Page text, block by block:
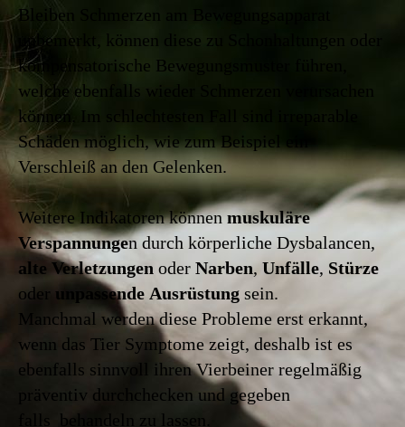
Bleiben Schmerzen am Bewegungsapparat
unbemerkt, können diese zu Schonhaltungen oder
kompensatorische Bewegungsmuster führen,
welche ebenfalls wieder Schmerzen verursachen
können. Im schlechtesten Fall sind irreparable
Schäden möglich, wie zum Beispiel ein
Verschleiß an den Gelenken.
Weitere Indikatoren könnenmuskuläre
Verspannungen durch körperliche Dysbalancen,
alte VerletzungenoderNarben,Unfälle, Stürze
oder unpassende Ausrüstungsein.
Manchmal werden diese Probleme erst erkannt,
wenn das Tier Symptome zeigt, deshalb ist es
ebenfalls sinnvoll ihren Vierbeiner regelmäßig
präventiv durchchecken und gegeben
falls behandeln zu lassen.